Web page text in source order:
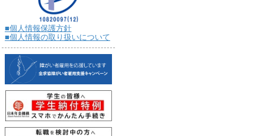
■個人情報保護方針
■個人情報の取り扱いについて